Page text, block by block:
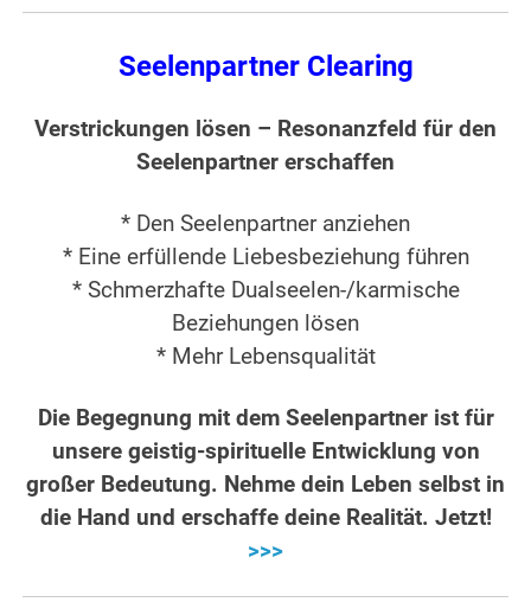
Seelenpartner Clearing
Verstrickungen lösen – Resonanzfeld für den
Seelenpartner erschaffen
* Den Seelenpartner anziehen
* Eine erfüllende Liebesbeziehung führen
* Schmerzhafte Dualseelen-/karmische
Beziehungen lösen
* Mehr Lebensqualität
Die Begegnung mit dem Seelenpartner ist für
unsere geistig-spirituelle Entwicklung von
großer Bedeutung. Nehme dein Leben selbst in
die Hand und erschaffe deine Realität. Jetzt!
>>>